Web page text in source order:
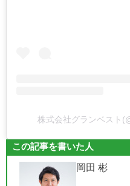
株式会社グランベスト
この記事を書いた人
岡田 彬